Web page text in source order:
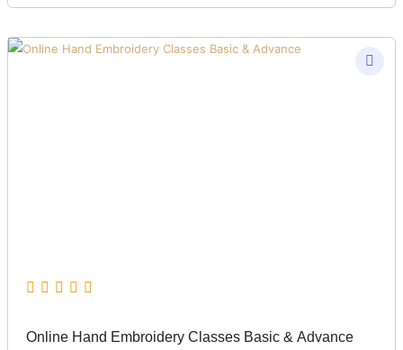
Online Hand Embroidery Classes Basic & Advance